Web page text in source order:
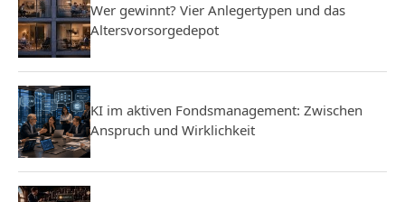
Wer gewinnt? Vier Anlegertypen und das
Altersvorsorgedepot
KI im aktiven Fondsmanagement: Zwischen
Anspruch und Wirklichkeit